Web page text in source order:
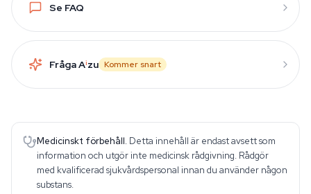
Se FAQ
Fråga Aizu Kommer snart
Medicinskt förbehåll. Detta innehåll är endast avsett som
information och utgör inte medicinsk rådgivning. Rådgör
med kvalificerad sjukvårdspersonal innan du använder någon
substans.